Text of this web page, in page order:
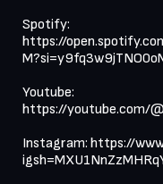
Spotify:
https://
Youtube:
https://youtube.com/
Instagram: https://